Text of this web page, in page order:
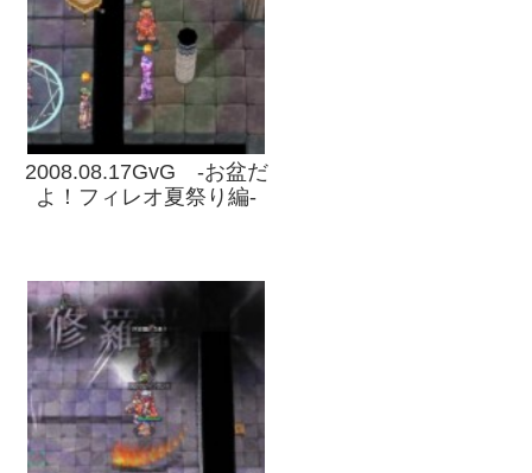
2008.08.17GvG -お盆だ
よ！フィレオ夏祭り編-